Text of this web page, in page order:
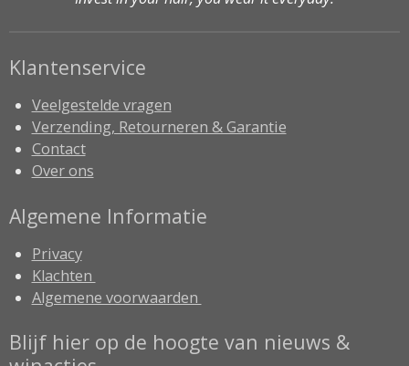
Klantenservice
Veelgestelde vragen
Verzending, Retourneren & Garantie
Contact
Over ons
Algemene Informatie
Privacy
Klachten
Algemene voorwaarden
Blijf hier op de hoogte van nieuws &